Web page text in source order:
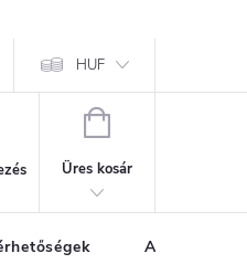
HUF
KOSÁR
Üres kosár
A vásárlás